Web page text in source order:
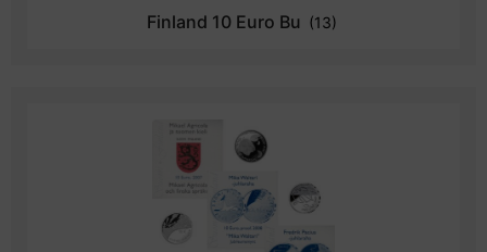
Finland 10 Euro Bu (13)